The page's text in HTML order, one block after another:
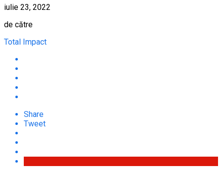
iulie 23, 2022
de către
Total Impact
Share
Tweet